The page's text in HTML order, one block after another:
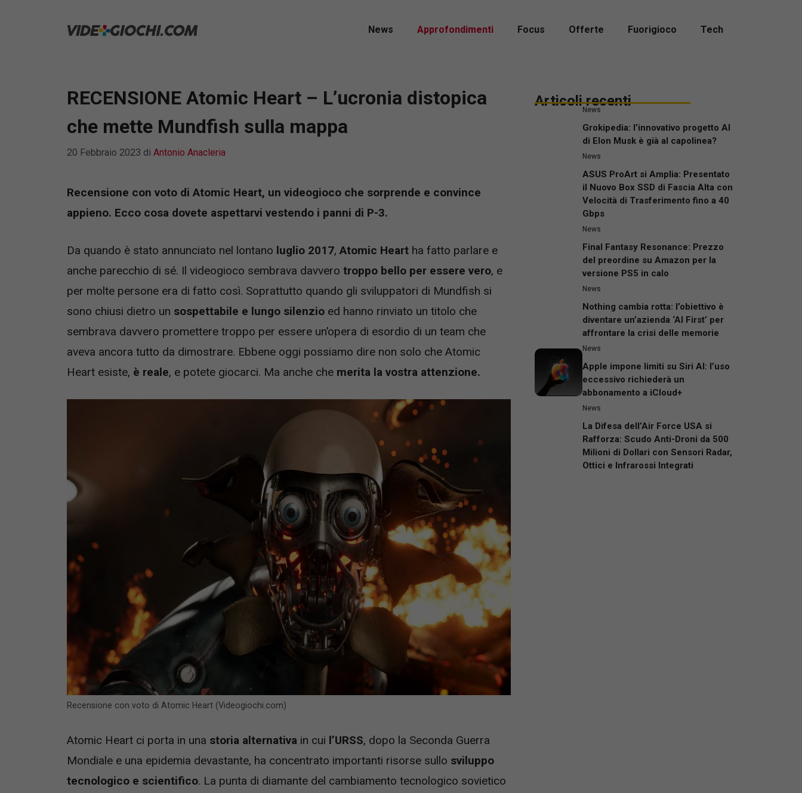
News Approfondimenti Focus Offerte Fuorigioco Tech
RECENSIONE Atomic Heart – L’ucronia distopica
che mette Mundfish sulla mappa
20 Febbraio 2023 di Antonio Anacleria
Recensione con voto di Atomic Heart, un videogioco che sorprende e convince
appieno. Ecco cosa dovete aspettarvi vestendo i panni di P-3.
Da quando è stato annunciato nel lontano luglio 2017, Atomic Heart ha fatto parlare e
anche parecchio di sé. Il videogioco sembrava davvero troppo bello per essere vero, e
per molte persone era di fatto così. Soprattutto quando gli sviluppatori di Mundfish si
sono chiusi dietro un sospettabile e lungo silenzio ed hanno rinviato un titolo che
sembrava davvero promettere troppo per essere un’opera di esordio di un team che
aveva ancora tutto da dimostrare. Ebbene oggi possiamo dire non solo che Atomic
Heart esiste, è reale, e potete giocarci. Ma anche che merita la vostra attenzione.
Recensione con voto di Atomic Heart (Videogiochi.com)
Atomic Heart ci porta in una storia alternativa in cui l’URSS, dopo la Seconda Guerra
Mondiale e una epidemia devastante, ha concentrato importanti risorse sullo sviluppo
tecnologico e scientifico. La punta di diamante del cambiamento tecnologico sovietico
Articoli recenti
News
Grokipedia: l’innovativo progetto AI
di Elon Musk è già al capolinea?
News
ASUS ProArt si Amplia: Presentato
il Nuovo Box SSD di Fascia Alta con
Velocità di Trasferimento fino a 40
Gbps
News
Final Fantasy Resonance: Prezzo
del preordine su Amazon per la
versione PS5 in calo
News
Nothing cambia rotta: l’obiettivo è
diventare un’azienda ‘AI First’ per
affrontare la crisi delle memorie
News
Apple impone limiti su Siri AI: l’uso
eccessivo richiederà un
abbonamento a iCloud+
News
La Difesa dell’Air Force USA si
Rafforza: Scudo Anti-Droni da 500
Milioni di Dollari con Sensori Radar,
Ottici e Infrarossi Integrati